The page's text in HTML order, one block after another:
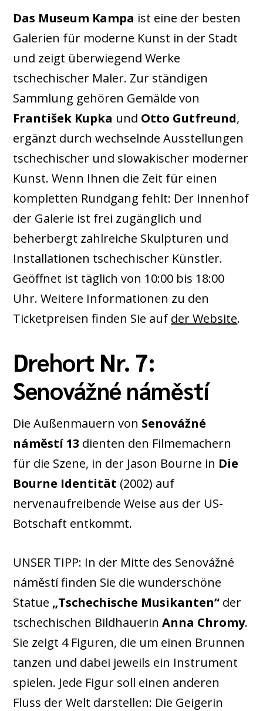
Das Museum Kampa ist eine der besten
Galerien für moderne Kunst in der Stadt
und zeigt überwiegend Werke
tschechischer Maler. Zur ständigen
Sammlung gehören Gemälde von
František Kupka und Otto Gutfreund,
ergänzt durch wechselnde Ausstellungen
tschechischer und slowakischer moderner
Kunst. Wenn Ihnen die Zeit für einen
kompletten Rundgang fehlt: Der Innenhof
der Galerie ist frei zugänglich und
beherbergt zahlreiche Skulpturen und
Installationen tschechischer Künstler.
Geöffnet ist täglich von 10:00 bis 18:00
Uhr. Weitere Informationen zu den
Ticketpreisen finden Sie auf der Website.
Drehort Nr. 7:
Senovážné náměstí
Die Außenmauern von Senovážné
náměstí 13 dienten den Filmemachern
für die Szene, in der Jason Bourne in Die
Bourne Identität (2002) auf
nervenaufreibende Weise aus der US-
Botschaft entkommt.
UNSER TIPP: In der Mitte des Senovážné
náměstí finden Sie die wunderschöne
Statue „Tschechische Musikanten“ der
tschechischen BildhauerinAnna Chromy.
Sie zeigt 4 Figuren, die um einen Brunnen
tanzen und dabei jeweils ein Instrument
spielen. Jede Figur soll einen anderen
Fluss der Welt darstellen: Die Geigerin